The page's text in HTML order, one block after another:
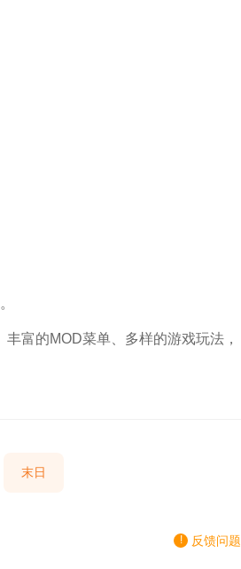
富的MOD菜单、多样的游戏玩法，
末日
反馈问题